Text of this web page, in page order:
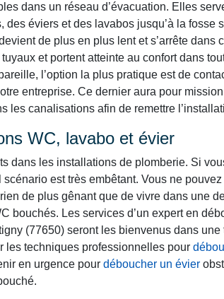
dans un réseau d’évacuation. Elles
des éviers et des lavabos jusqu’à la fosse
de plus en plus lent et s’arrête dans
et portent atteinte au confort dans
l’option la plus pratique est de
entreprise. Ce dernier aura pour
les canalisations afin de remettre
WC, lavabo et évier
dans les installations de plomberie. Si
scénario est très embêtant. Vous ne
de plus gênant que de vivre dans une
bouchés. Les services d’un expert en
(77650) seront les bienvenus dans une
les techniques professionnelles pour
en urgence pour déboucher un évier